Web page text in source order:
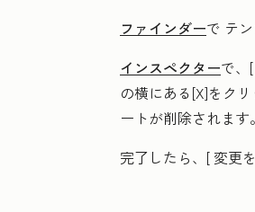
ファインダーで テ
インスペクターで、[
の横にある[X]をク
ートが削除されます。
完了したら、[ 変更